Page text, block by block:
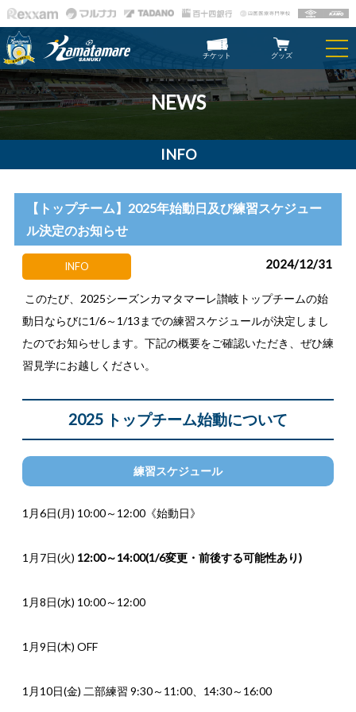
チケット グッズ
NEWS
INFO
【トップチーム】2025年始動日及び練習スケジュー
ル決定のお知らせ
INFO 2024/12/31
このたび、2025シーズンカマタマーレ讃岐トップチームの始
動日ならびに1/6～1/13までの練習スケジュールが決定しまし
たのでお知らせします。下記の概要をご確認いただき、ぜひ練
習見学にお越しください。
2025 トップチーム始動について
練習スケジュール
1月6日(月) 10:00～12:00《始動日》
1月7日(火) 12:00～14:00(1/6変更・前後する可能性あり)
1月8日(水) 10:00～12:00
1月9日(木) OFF
1月10日(金) 二部練習 9:30～11:00、14:30～16:00